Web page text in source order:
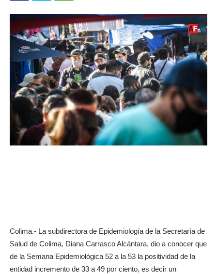
Colima.- La subdirectora de Epidemiología de la Secretaría de
Salud de Colima, Diana Carrasco Alcántara, dio a conocer que
de la Semana Epidemiológica 52 a la 53 la positividad de la
entidad incremento de 33 a 49 por ciento, es decir un